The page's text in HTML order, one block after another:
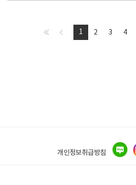
1 2 3 4
개인정보취급방침